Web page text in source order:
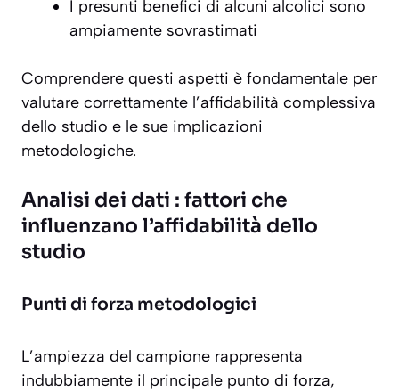
I presunti benefici di alcuni alcolici sono
ampiamente sovrastimati
Comprendere questi aspetti è fondamentale per
valutare correttamente l’affidabilità complessiva
dello studio e le sue implicazioni
metodologiche.
Analisi dei dati : fattori che
influenzano l’affidabilità dello
studio
Punti di forza metodologici
L’ampiezza del campione rappresenta
indubbiamente il principale punto di forza,